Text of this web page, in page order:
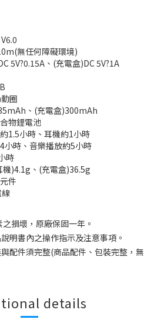
無任何障礙環境)
5V?0.15A、(充電盒)DC 5V?1A
圈
、(充電盒)300mAh
物鋰電池
1.5小時、耳機約1小時
小時、音樂播放約5小時
時
機)4.1g、(充電盒)36.5g
件
損壞，原廠保固一年。
明書內之操作指示及注意事項。
配件須完整(商品配件、包裝完整，無
details